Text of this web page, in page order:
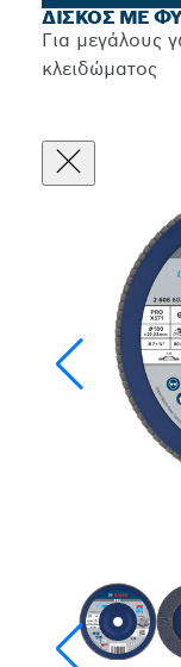
ΔΊΣΚΟΣ ΜΕ
Για μεγάλους
κλειδώματος